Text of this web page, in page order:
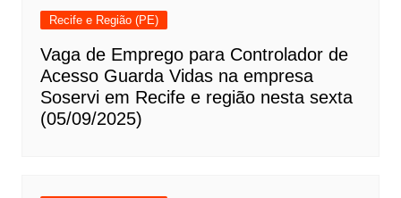
Recife e Região (PE)
Vaga de Emprego para Controlador de
Acesso Guarda Vidas na empresa
Soservi em Recife e região nesta sexta
(05/09/2025)